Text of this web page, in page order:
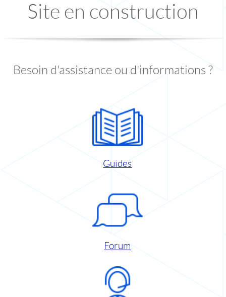
Site en construction
Besoin d'assistance ou d'informations ?
Guides
Forum